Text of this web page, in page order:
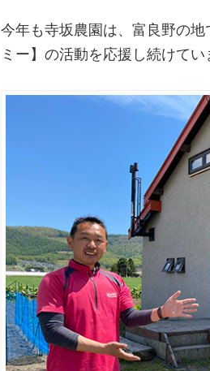
今年も寺坂農園は、富良野の
ミー】の活動を応援し続けてい